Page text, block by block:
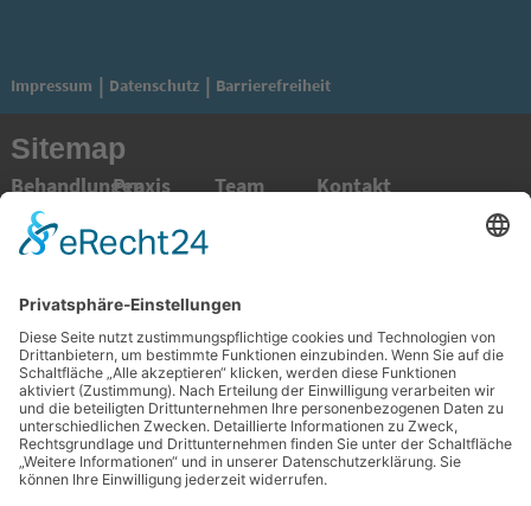
Impressum Datenschutz Barrierefreiheit
Sitemap
Behandlungen
Prophylaxe
Hochwertiger
Zahnersatz
Knochenaufbauende
Behandlung
Parodontologie
Endodontologie
Oralchirurgie
Mund-, Kiefer-
und
Gesichtschirurg
(MKG)
Knochenaufbau
Zahnästhetik
Praxis
Unser Service
für Sie
Sprechzeiten
Anfahrtsbeschreibungen
Mainz
Innenstadt
Mainz
Mombach
Mainz
Gonsenheim
Mainz
Laubenheim
Mainz
Team
Dr. med. dent.
Lea Conrad
ZÄ Christina
Hoffmann
ZÄ Charlotte
Keeler
Dr. med. dent.
Melanie
Weibrich
ZA Adnan
Kontakt